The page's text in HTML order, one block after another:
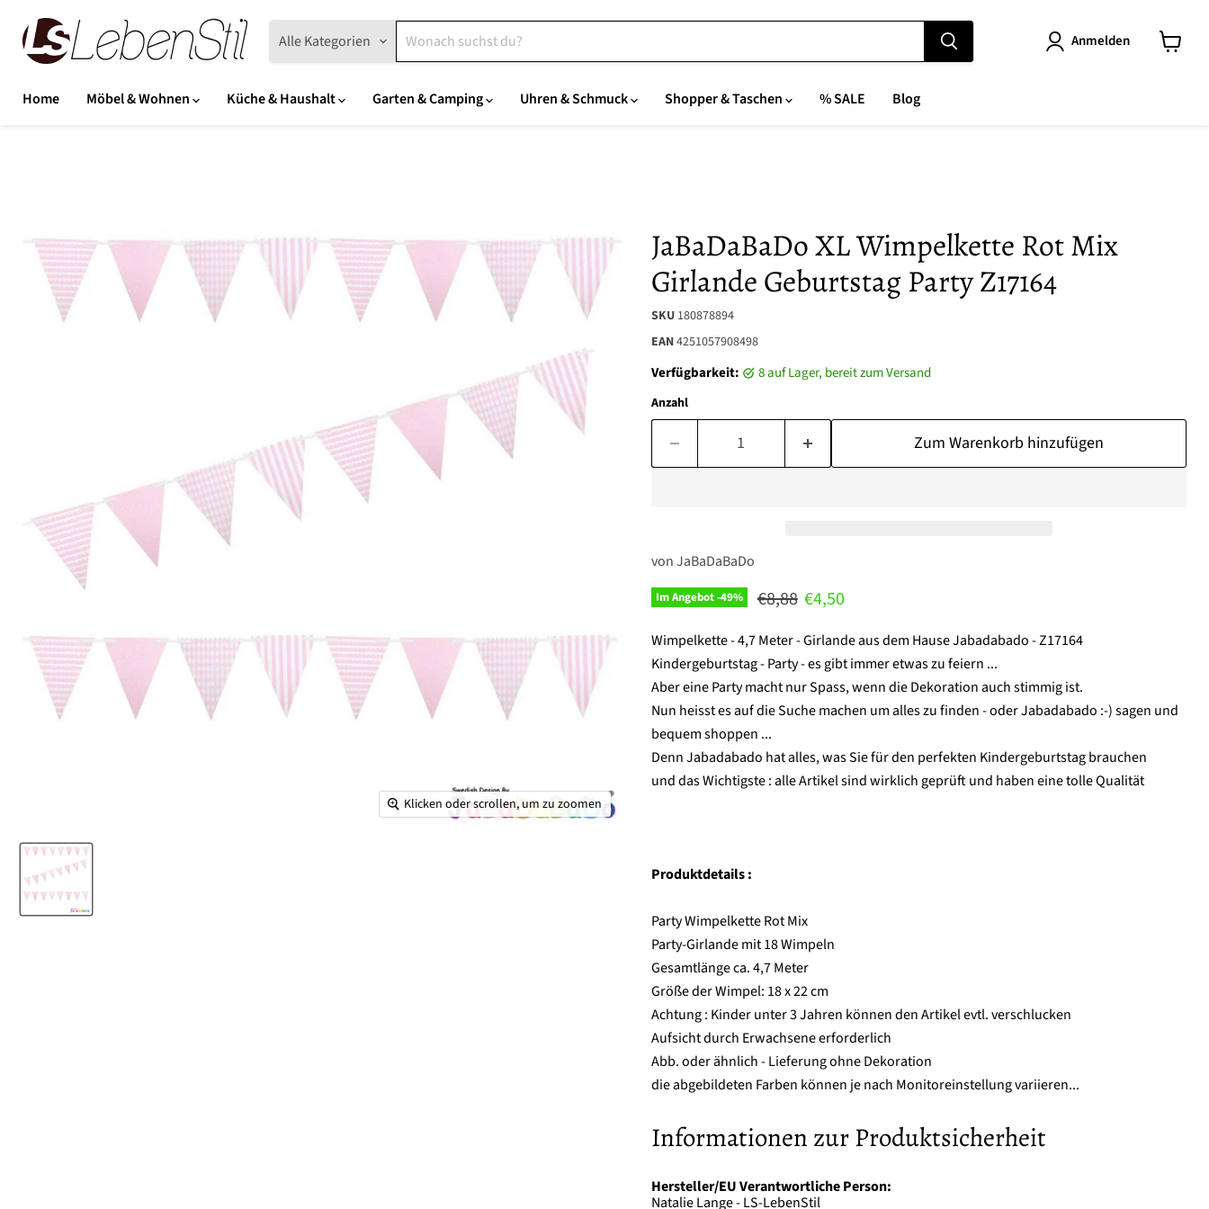
Alle Kategorien Anmelden
Home
Möbel & Wohnen Küche & Haushalt Garten & Camping Uhren & Schmuck Shopper & Taschen % SALE Blog
Klicken oder scrollen, um zu zoomen
JaBaDaBaDo XL Wimpelkette Rot Mix
Girlande Geburtstag Party Z17164
SKU 180878894
EAN4251057908498
Verfügbarkeit: 8 auf Lager, bereit zum Versand
Anzahl
Zum Warenkorb hinzufügen
vonJaBaDaBaDo
Im Angebot -49% Ursprünglicher Preis
€8,88 Aktueller Preis
€4,50
Wimpelkette - 4,7 Meter - Girlande aus dem Hause Jabadabado - Z17164
Kindergeburtstag - Party - es gibt immer etwas zu feiern ...
Aber eine Party macht nur Spass, wenn die Dekoration auch stimmig ist.
Nun heisst es auf die Suche machen um alles zu finden - oder Jabadabado :-) sagen und
bequem shoppen ...
Denn Jabadabado hat alles, was Sie für den perfekten Kindergeburtstag brauchen
und das Wichtigste : alle Artikel sind wirklich geprüft und haben eine tolle Qualität
Produktdetails :
Party Wimpelkette Rot Mix
Party-Girlande mit 18 Wimpeln
Gesamtlänge ca. 4,7 Meter
Größe der Wimpel: 18 x 22 cm
Achtung : Kinder unter 3 Jahren können den Artikel evtl. verschlucken
Aufsicht durch Erwachsene erforderlich
Abb. oder ähnlich - Lieferung ohne Dekoration
die abgebildeten Farben können je nach Monitoreinstellung variieren...
Informationen zur Produktsicherheit
Hersteller/EU Verantwortliche Person:
Natalie Lange - LS-LebenStil